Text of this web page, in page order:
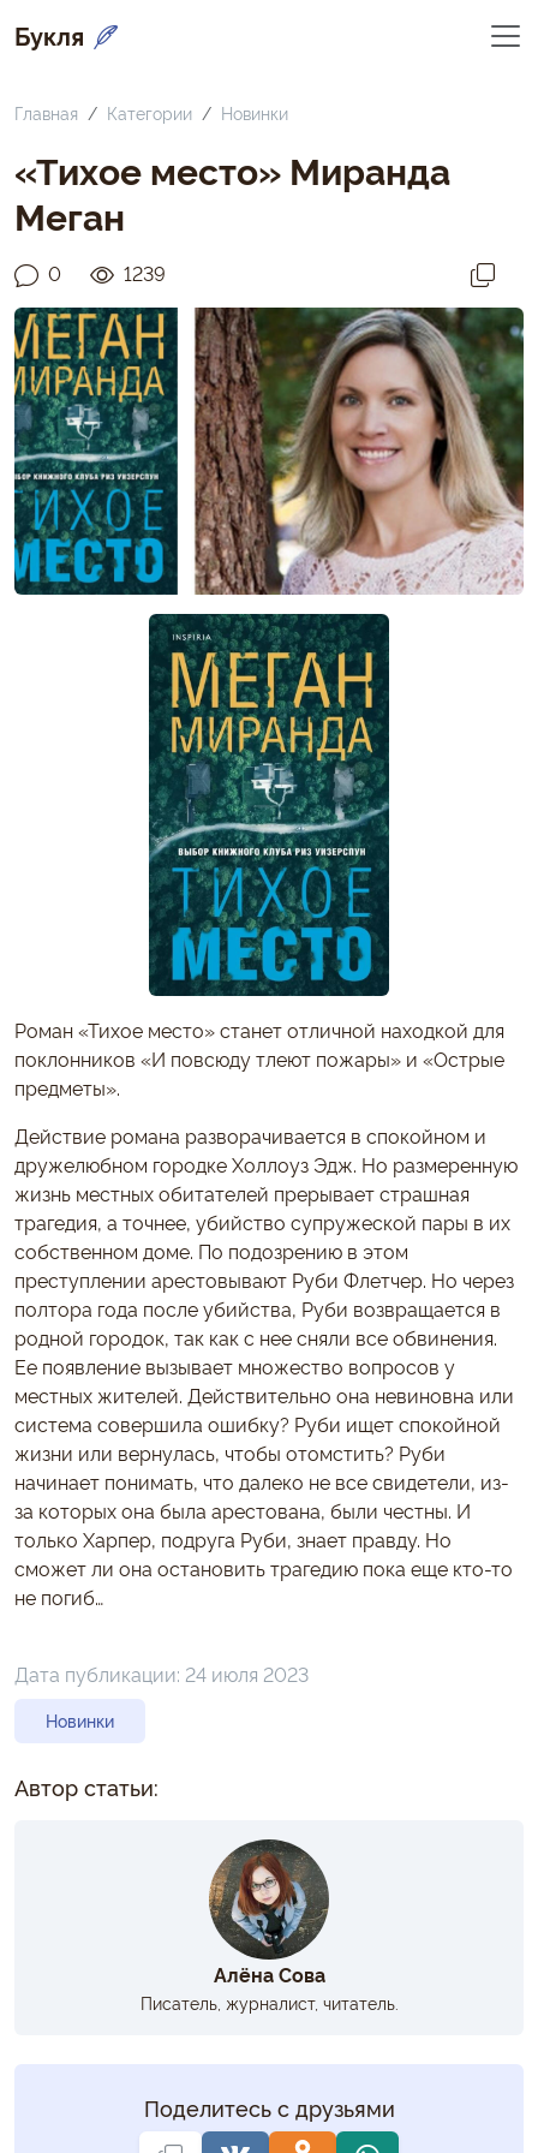
Букля
Главная Категории Новинки
«Тихое место» Миранда
Меган
0 1239
Роман «Тихое место» станет отличной находкой для
поклонников «И повсюду тлеют пожары» и «Острые
предметы».
Действие романа разворачивается в спокойном и
дружелюбном городке Холлоуз Эдж. Но размеренную
жизнь местных обитателей прерывает страшная
трагедия, а точнее, убийство супружеской пары в их
собственном доме. По подозрению в этом
преступлении арестовывают Руби Флетчер. Но через
полтора года после убийства, Руби возвращается в
родной городок, так как с нее сняли все обвинения.
Ее появление вызывает множество вопросов у
местных жителей. Действительно она невиновна или
система совершила ошибку? Руби ищет спокойной
жизни или вернулась, чтобы отомстить? Руби
начинает понимать, что далеко не все свидетели, из-
за которых она была арестована, были честны. И
только Харпер, подруга Руби, знает правду. Но
сможет ли она остановить трагедию пока еще кто-то
не погиб…
Дата публикации: 24 июля 2023
Новинки
Автор статьи:
Алёна Сова
Писатель, журналист, читатель.
Поделитесь с друзьями